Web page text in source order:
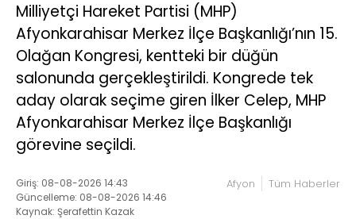
Milliyetçi Hareket Partisi (MHP)
Afyonkarahisar Merkez İlçe Başkanlığı’nın 15.
Olağan Kongresi, kentteki bir düğün
salonunda gerçekleştirildi. Kongrede tek
aday olarak seçime giren İlker Celep, MHP
Afyonkarahisar Merkez İlçe Başkanlığı
görevine seçildi.
Giriş: 08-08-2026 14:43
Güncelleme: 08-08-2026 14:46
Kaynak: Şerafettin Kazak
Afyon Tüm Haberler